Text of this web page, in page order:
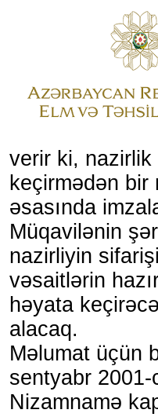
verir ki, nazirlik
keçirmədən bir
əsasında
Müqavilənin
nazirliyin
vəsaitlərin
həyata
alacaq.
Məlumat üçün
sentyabr 2001-
Nizamnamə